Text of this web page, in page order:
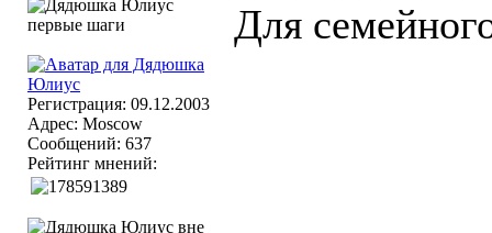
Регистрация: 09.12.2003
Адрес: Moscow
Сообщений: 637
Рейтинг мнений:
Для